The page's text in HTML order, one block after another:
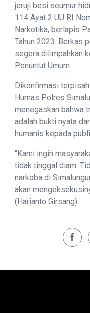
jeruji besi seumur
114 Ayat 2 UU RI
Narkotika, berlapis
Tahun 2023. Berkas
segera dilimpahkan
Penuntut Umum.
Dikonfirmasi
Humas Polres
menegaskan bahwa
adalah bukti nyata
humanis kepada
"Kami ingin
tidak tinggal diam.
narkoba di
akan
(Harianto Girsang)